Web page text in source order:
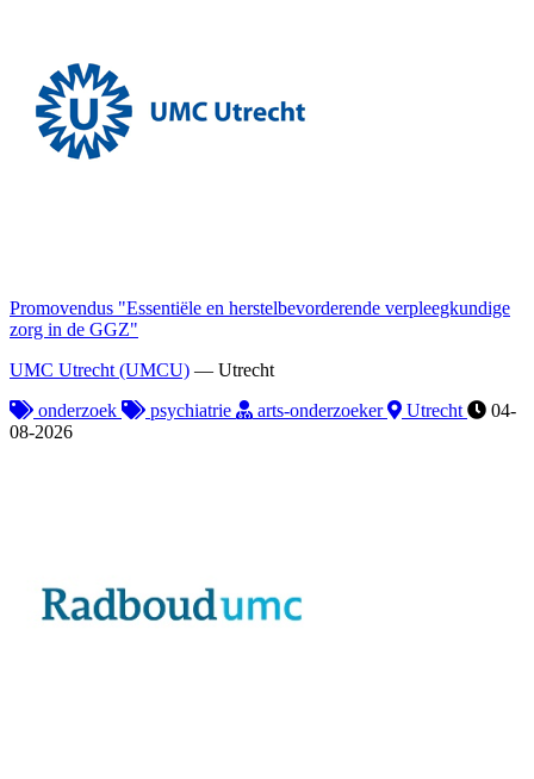
Promovendus "Essentiële en herstelbevorderende verpleegkundige
zorg in de GGZ"
UMC Utrecht (UMCU) — Utrecht
onderzoek
psychiatrie arts-onderzoeker Utrecht
04-
08-2026